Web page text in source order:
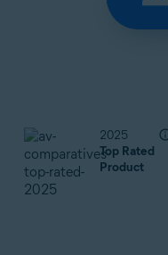
2025
Top Rated
Product